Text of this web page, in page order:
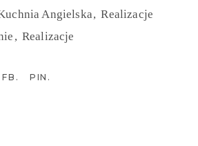
Angielska Realizacje
Realizacje
FB PIN